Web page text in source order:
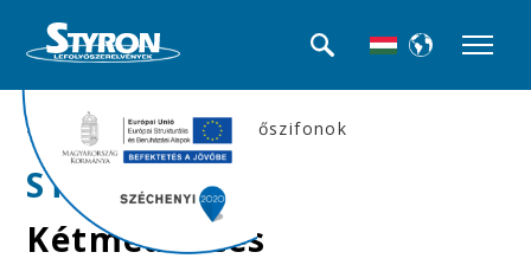
>>Mosogató búra-, és csőszifonok
STY-539-7
Kétmedencés